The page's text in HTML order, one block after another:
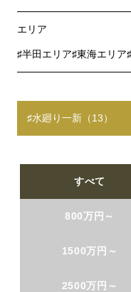
エリア
半田エリア 東海エリア
水廻り一新（13）
すべて
800万円～
1500万円～
2500万円～